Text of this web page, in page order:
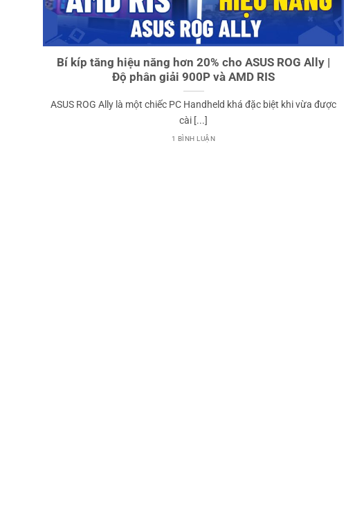
Bí kíp tăng hiệu năng hơn 20% cho ASUS ROG Ally |
Độ phân giải 900P và AMD RIS
ASUS ROG Ally là một chiếc PC Handheld khá đặc biệt khi vừa được
cài [...]
1 BÌNH LUẬN